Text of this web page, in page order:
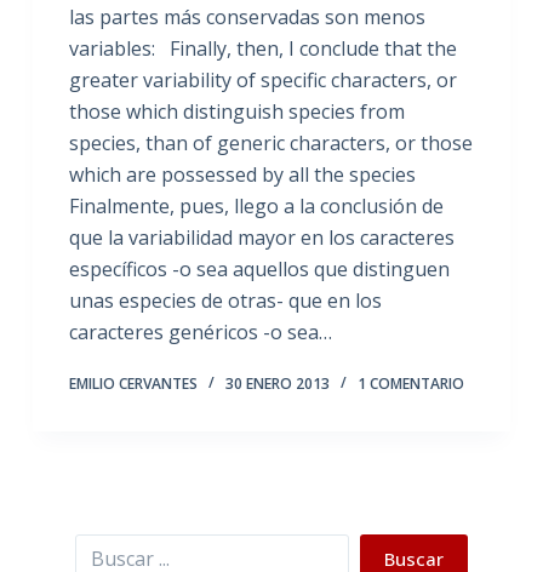
las partes más conservadas son menos
variables: Finally, then, I conclude that the
greater variability of specific characters, or
those which distinguish species from
species, than of generic characters, or those
which are possessed by all the species
Finalmente, pues, llego a la conclusión de
que la variabilidad mayor en los caracteres
específicos -o sea aquellos que distinguen
unas especies de otras- que en los
caracteres genéricos -o sea…
EMILIO CERVANTES 30 ENERO 2013 1 COMENTARIO
Buscar Buscar